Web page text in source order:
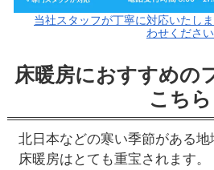
当社スタッフが丁寧に対応いたし
わせください
床暖房におすすめの
こちら
北日本などの寒い季節がある
床暖房はとても重宝されます。